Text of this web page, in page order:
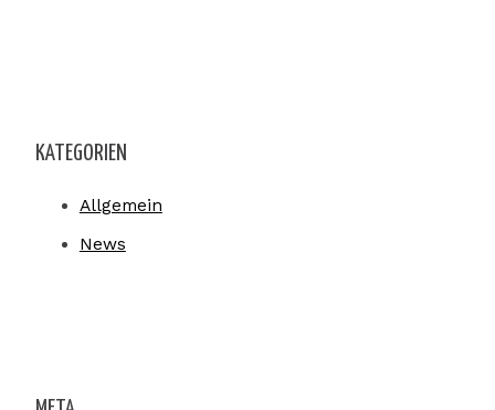
KATEGORIEN
Allgemein
News